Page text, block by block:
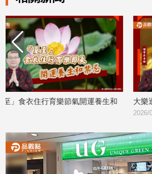
行/
時
尚
追
星
生
活
築/
室
內
設
運養生和 大樂透3.2億幸運之神要找您!